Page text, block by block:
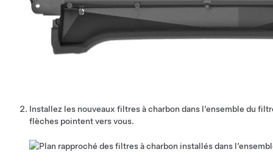
Installez les nouveaux filtres à charbon dans l’ensemble du
flèches pointent vers vous.